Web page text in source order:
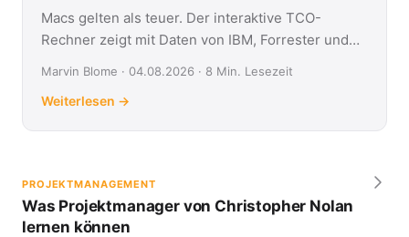
Macs gelten als teuer. Der interaktive TCO-
Rechner zeigt mit Daten von IBM, Forrester und
Marvin Blome · 04.08.2026 · 8 Min. Lesezeit
Weiterlesen →
PROJEKTMANAGEMENT
Was Projektmanager von Christopher Nolan
lernen können